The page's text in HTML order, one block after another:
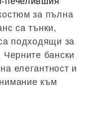
за пълна
са тънки,
подходящи за
Черните бански
елегантност и
към